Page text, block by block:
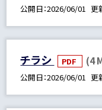
公開日 2026/06/01 更
チラシ PDF (4
公開日 2026/06/01 更